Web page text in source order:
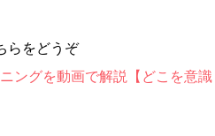
らをどうぞ
ングを動画で解説【どこを意識